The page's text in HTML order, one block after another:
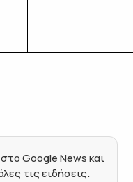
Google News και
τις ειδήσεις.